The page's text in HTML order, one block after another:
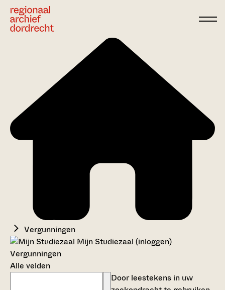
Vergunningen
Mijn Studiezaal (inloggen)
Vergunningen
Alle velden
Door leestekens in uw